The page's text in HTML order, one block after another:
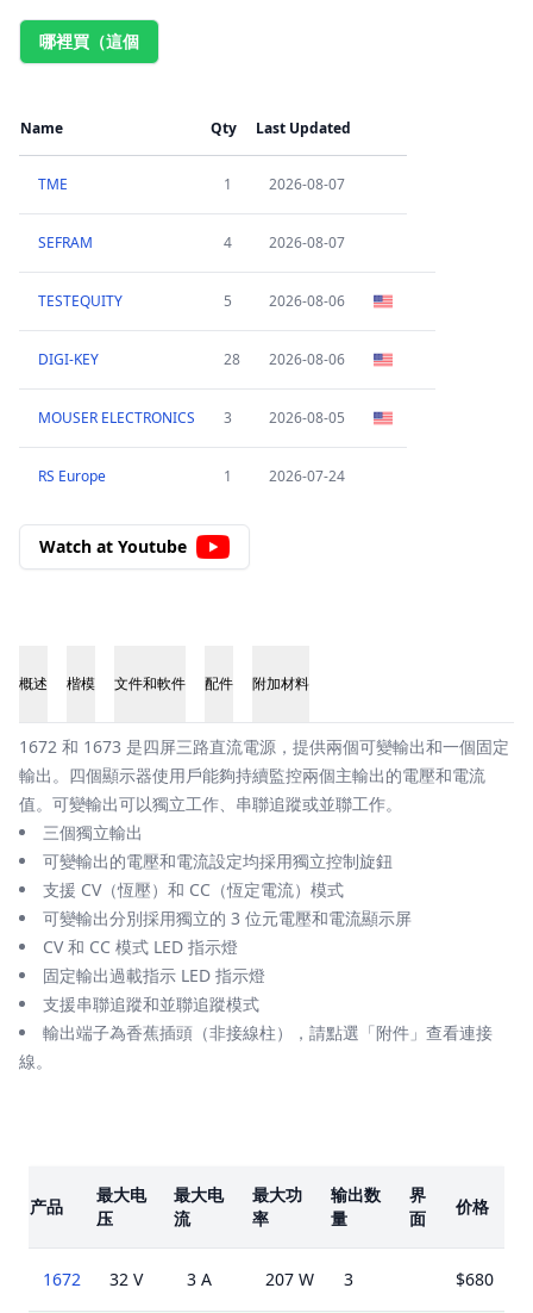
哪裡買（這個
Name Qty Last Updated
TME 1 2026-08-07
SEFRAM 4 2026-08-07
TESTEQUITY 5 2026-08-06
DIGI-KEY 28 2026-08-06
MOUSER ELECTRONICS 3 2026-08-05
RS Europe 1 2026-07-24
Watch at Youtube
概述 楷模 文件和軟件 配件 附加材料
概述
1672 和 1673 是四屏三路直流電源，提供兩個可變輸出和一個固定
輸出。四個顯示器使用戶能夠持續監控兩個主輸出的電壓和電流
值。可變輸出可以獨立工作、串聯追蹤或並聯工作。
三個獨立輸出
可變輸出的電壓和電流設定均採用獨立控制旋鈕
支援 CV（恆壓）和 CC（恆定電流）模式
可變輸出分別採用獨立的 3 位元電壓和電流顯示屏
CV 和 CC 模式 LED 指示燈
固定輸出過載指示 LED 指示燈
支援串聯追蹤和並聯追蹤模式
輸出端子為香蕉插頭（非接線柱），請點選「附件」查看連接
線。
产品
最大电
压
最大电
流
最大功
率
输出数
量
界
面
价格
1672 32 V 3 A 207 W 3 $680